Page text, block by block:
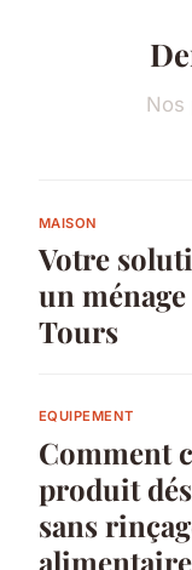
Nos
MAISON
Votre
un
Tours
EQUIPEMENT
Comment
produit
sans